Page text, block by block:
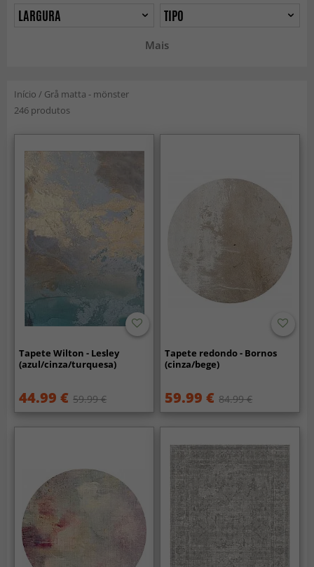
Mais
LARGURA
TIPO
Início / Grå matta - mönster
246 produtos
Tapete Wilton - Lesley
(azul/cinza/turquesa)
44.99 € 59.99 €
Tapete redondo - Bornos
(cinza/bege)
59.99 € 84.99 €